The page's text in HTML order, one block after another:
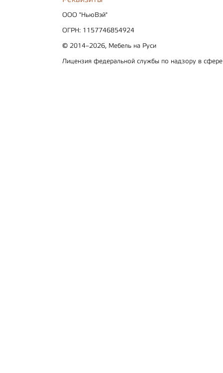
ООО "НьюВэй"
ОГРН: 1157746854924
© 2014–2026, Мебель на Руси
Лицензия федеральной службы по надзору в